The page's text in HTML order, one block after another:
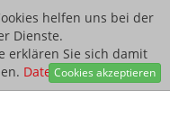
helfen uns bei der
Dienste.
erklären Sie sich damit
Datenschutzerklärung
Cookies akzeptieren